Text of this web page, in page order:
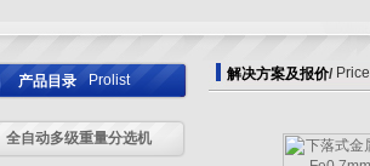
产品目录 Prolist
全自动多级重量分选机
解决方案及报价/ Price